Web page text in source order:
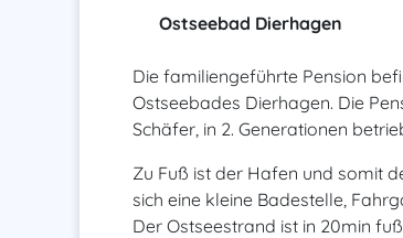
Ostseebad Dierhagen
Die familiengeführte Pension
Ostseebades Dierhagen. Die
Schäfer, in 2. Generationen
Zu Fuß ist der Hafen und somit
sich eine kleine Badestelle,
Der Ostseestrand ist in 20min